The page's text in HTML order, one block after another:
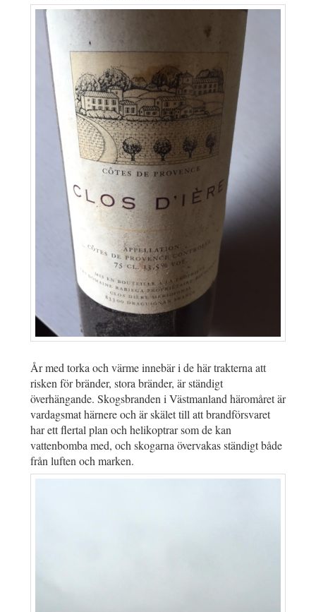
År med torka och värme innebär i de här trakterna att
risken för bränder, stora bränder, är ständigt
överhängande. Skogsbranden i Västmanland häromåret är
vardagsmat härnere och är skälet till att brandförsvaret
har ett flertal plan och helikoptrar som de kan
vattenbomba med, och skogarna övervakas ständigt både
från luften och marken.